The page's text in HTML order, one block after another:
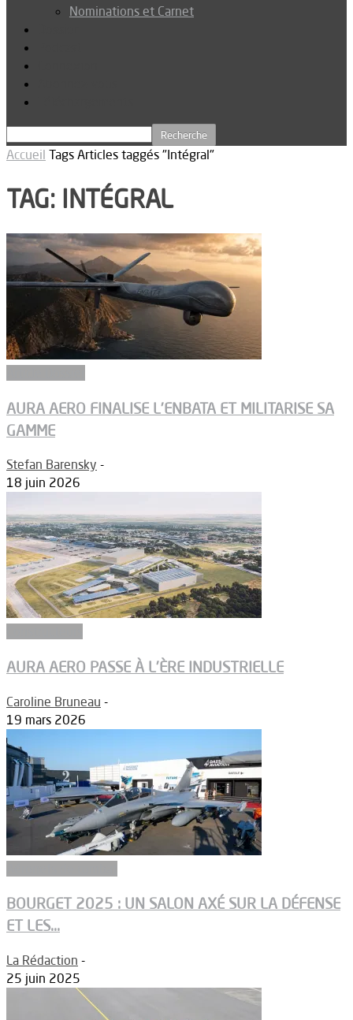
Nominations et Carnet
Accueil Tags Articles taggés "Intégral"
TAG: INTÉGRAL
AURA AERO FINALISE L’ENBATA ET MILITARISE SA
GAMME
Stefan Barensky -
18 juin 2026
AURA AERO PASSE À L’ÈRE INDUSTRIELLE
Caroline Bruneau -
19 mars 2026
BOURGET 2025 : UN SALON AXÉ SUR LA DÉFENSE
ET LES...
La Rédaction -
25 juin 2025